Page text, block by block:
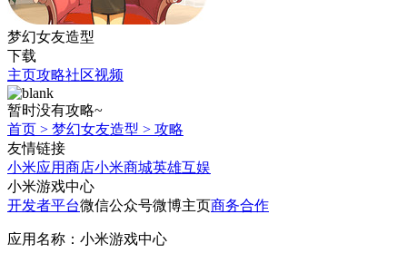
梦幻女友造型
下载
主页攻略社区视频
暂时没有攻略~
首页 > 梦幻女友造型 > 攻略
友情链接
小米应用商店小米商城英雄互娱
小米游戏中心
开发者平台微信公众号微博主页商务合作
应用名称：小米游戏中心